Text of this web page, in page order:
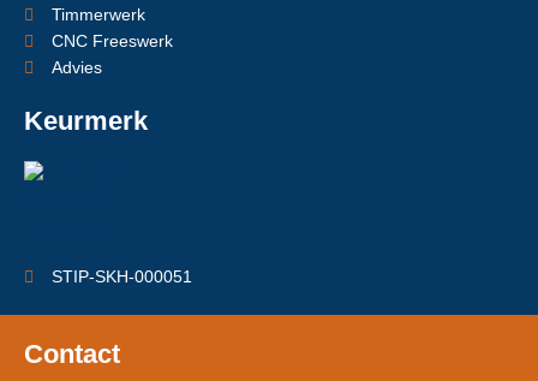
Timmerwerk
CNC Freeswerk
Advies
Keurmerk
STIP-SKH-000051
Contact